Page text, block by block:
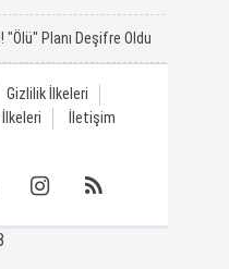
"Ölü" Planı Deşifre Oldu
Gizlilik İlkeleri
İlkeleri İletişim